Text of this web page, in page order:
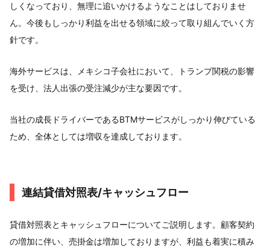
しくなっており、無理に追いかけるようなことはしておりませ
ん。今後もしっかり利益を出せる領域に絞って取り組んでいく方
針です。
海外サービスは、メキシコ子会社において、トランプ関税の影響
を受け、法人出張の受注減少が主な要因です。
当社の成長ドライバーであるBTMサービスがしっかり伸びている
ため、全体としては増収を達成しております。
連結貸借対照表/キャッシュフロー
貸借対照表とキャッシュフローについてご説明します。顧客契約
の増加に伴い、売掛金は増加しておりますが、利益も着実に積み